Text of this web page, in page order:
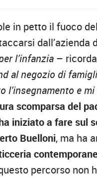
in petto il fuoco
dall’azienda
l’infanzia –
al negozio di
e mi
scomparsa del
iniziato a fare sul
Buelloni, ma ha
percorso non